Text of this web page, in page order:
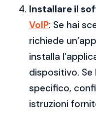
Installare il
VoIP: Se hai
richiede
installa
dispositivo.
specifico,
istruzioni